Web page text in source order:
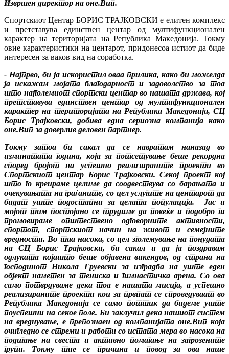
Извршен директор на оне.Вип.
Спортскиот Центар БОРИС ТРАЈКОВСКИ е елитен комплекс
и претставува единствен центар од мултифункционален
карактер на територијата на Република Македонија. Токму
овие карактеристики на центарот, придонесоа истиот да биде
интересен за ваков вид на соработка.
- Најпрво, би ја искористил оваа прилика, како би можелда
ја искажам мојата благодарност и задоволство за тоа
што најголемиот спортски центар во нашата држава, кој
претставува единствен центар од мултифункционален
карактер на територијата на Република Македонија, СЦ
Борис Трајковски, добива една сериозна компанија како
oне.Вип за доверлив деловен партнер.
Токму затоа би сакал да се навратам наназад во
изминатата година, која за потсетување беше рекордна
според бројот на успешно реализираните проекти во
Спортскиот центар Борис Трајковски. Секој проект кој
што го креираме целиме да соодвествува со барањата и
очекувањата на граѓаните, со цел услугите на центарот да
бидат уште подостапни за целата популација. Јас и
мојот тим постојано се трудиме да повеќе и подобро ги
промовираме општествено одговорните активности,
спортот, спортскиот начин на живот и семејните
вредности. Во таа насока, со цел зголемување на понудата
на СЦ Борис Трајковски, би сакал и да ја поздравам
одлуката којашто беше објавена викендов, од страна на
господинот Никола Груевски за изградба на уште еден
објект наметен за тениска и гимнастичка арена. Со ова
само потврдуваме дека тоа е нашата мисија, а успешно
реализираните проекти кои за првпат се спроведуваат во
Република Македонија се само поттик да бидеме уште
поуспешни на секое поле. Би заклучил дека нашиот систем
на вреднување, е препознаен од компанијата оне.Вип која
очигледно се стреми и работи со истата мера во насока на
подигање на свеста и активно помагање на загрозените
групи. Токму тие се причина и повод за ова наше